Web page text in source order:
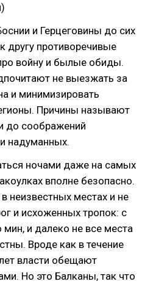
и Герцеговины до сих
другу противоречивые
войну и былые обиды.
не выезжать за
и минимизировать
Причины называют
до соображений
надуманных.
ночами даже на самых
вполне безопасно.
неизвестных местах и не
и исхоженных тропок: с
и далеко не все места
Вроде как в течение
власти обещают
Но это Балканы, так что